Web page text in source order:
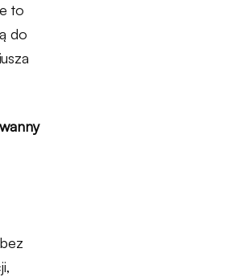
to
do